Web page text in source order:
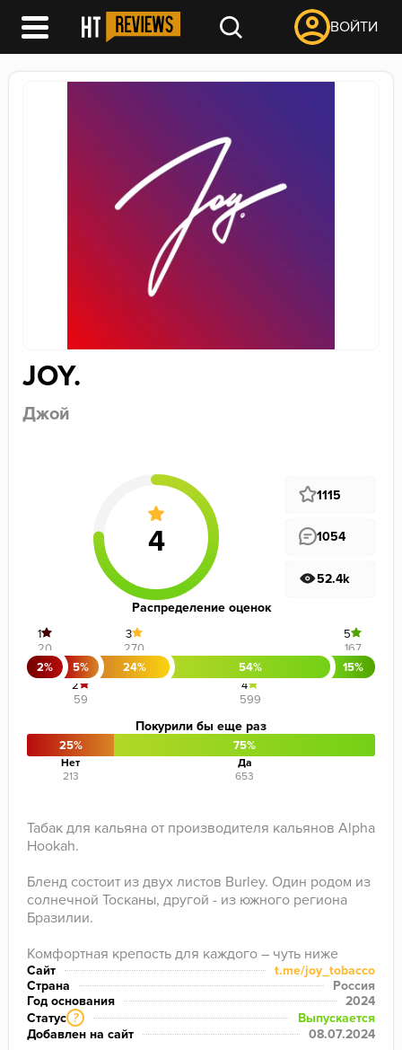
ВОЙТИ
JOY.
Джой
Табак для кальяна от производителя кальянов Alpha
Hookah.
Бленд состоит из двух листов Burley. Один родом из
солнечной Тосканы, другой - из южного региона
Бразилии.
Комфортная крепость для каждого – чуть ниже
среднего, стремящаяся к средней.
Сайт
t.me/joy_tobacco
Страна
Россия
Год основания
2024
Статус ?
Выпускается
Добавлен на сайт
08.07.2024
1115
1054
52.4k
Распределение оценок
2%
1
20
5%
2
59
24%
3
270
54%
4
599
15%
5
167
Покурили бы еще раз
25%
Нет
213
75%
Да
653